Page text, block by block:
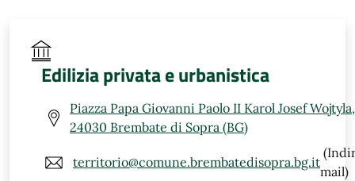
Edilizia privata e urbanistica
Piazza Papa Giovanni Paolo II Karol Josef
24030 Brembate di Sopra (BG)
territorio@comune.brembatedisopra.bg.it
mail)